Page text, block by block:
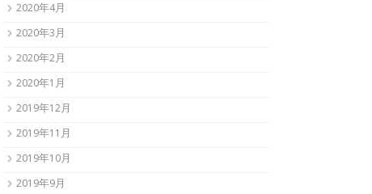
2020年4月
2020年3月
2020年2月
2020年1月
2019年12月
2019年11月
2019年10月
2019年9月